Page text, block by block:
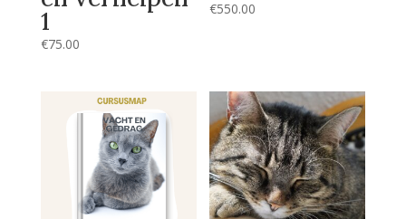
1
€75.00
€550.00